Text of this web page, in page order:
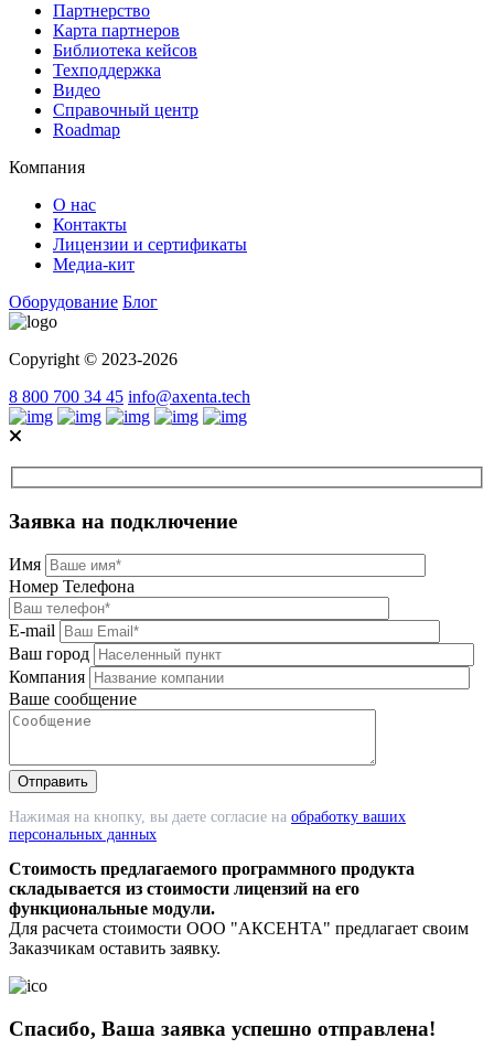
Партнерство
Карта партнеров
Библиотека кейсов
Техподдержка
Видео
Справочный центр
Roadmap
Компания
О нас
Контакты
Лицензии и сертификаты
Медиа-кит
Оборудование Блог
Copyright © 2023-2026
8 800 700 34 45 info@axenta.tech
Заявка на подключение
Имя
Номер Телефона
E-mail
Ваш город
Компания
Ваше сообщение
Нажимая на кнопку, вы даете согласие на обработку ваших
персональных данных
Стоимость предлагаемого программного продукта
складывается из стоимости лицензий на его
функциональные модули.
Для расчета стоимости ООО "АКСЕНТА" предлагает своим
Заказчикам оставить заявку.
Спасибо, Ваша заявка успешно отправлена!